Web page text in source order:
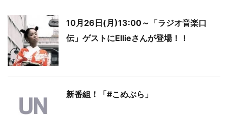
10月26日(月)13:00～「ラジオ音楽口
伝」ゲストにEllieさんが登場！！
新番組！「#こめぶら」